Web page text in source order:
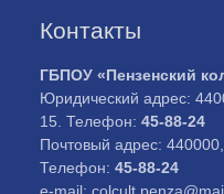
Контакты
ГБПОУ «Пензенский
Юридический адрес:
15. Телефон:45-88-24
Почтовый адрес:
Телефон:45-88-24
e-mail: